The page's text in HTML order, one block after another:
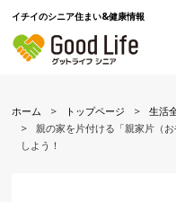
イチイのシニア住まい&健康情報
ホーム トップページ
生活
親の家を片付ける「親家片（
しよう！